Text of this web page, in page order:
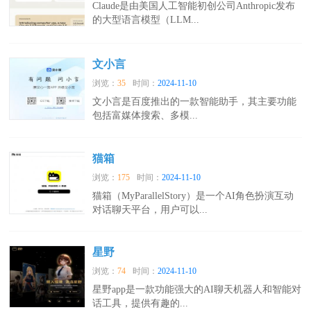
Claude是由美国人工智能初创公司Anthropic发布
的大型语言模型（LLM...
文小言
浏览：35 时间：2024-11-10
文小言是百度推出的一款智能助手，其主要功能
包括富媒体搜索、多模...
猫箱
浏览： 175 时间：2024-11-10
猫箱（MyParallelStory）是一个AI角色扮演互动
对话聊天平台，用户可以...
星野
浏览：74 时间：2024-11-10
星野app是一款功能强大的AI聊天机器人和智能对
话工具，提供有趣的...